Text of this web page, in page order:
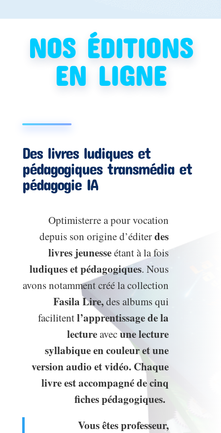
NOS ÉDITIONS
EN LIGNE
Des livres ludiques et
pédagogiques transmédia et
pédagogie IA
Optimisterre a pour vocation
depuis son origine d’éditerdes
livres jeunesseétant à la fois
ludiques et pédagogiques. Nous
avons notamment créé lacollection
Fasila Lire,des albums qui
facilitentl’apprentissage de la
lectureavecune lecture
syllabique en couleur et une
version audio et vidéo. Chaque
livre est accompagné de cinq
fiches pédagogiques.
Vous êtes professeur,